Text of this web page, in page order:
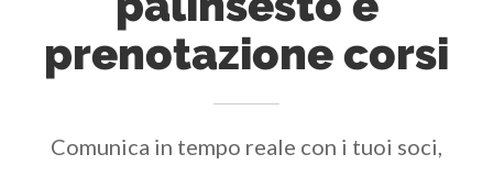
prenotazione corsi
Comunica in tempo reale con i tuoi soci,